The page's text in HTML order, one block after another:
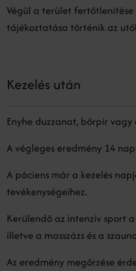
Végül a terület fertőtlenítése
tájékoztatása történik az
Kezelés után
Enyhe duzzanat, bőrpír
A végleges eredmény 14
A páciens már a kezelés
tevékenységeihez.
Kerülendő az intenzív sport
illetve a masszázs és a
Az eredmény megőrzése